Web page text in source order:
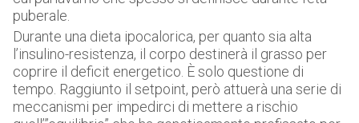
puberale.
Durante una dieta ipocalorica, per quanto sia alta
l’insulino-resistenza, il corpo destinerà il grasso per
coprire il deficit energetico. È solo questione di
tempo. Raggiunto il setpoint, però attuerà una serie di
meccanismi per impedirci di mettere a rischio